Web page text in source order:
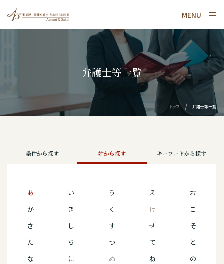
MENU
弁護士等一覧
トップ 弁護士等一覧
条件から探す 姓から探す キーワードから探す
あ い う え
お
か
き く け
こ
さ
し す せ
そ
た
ち つ て
と
な
に ぬ ね
の